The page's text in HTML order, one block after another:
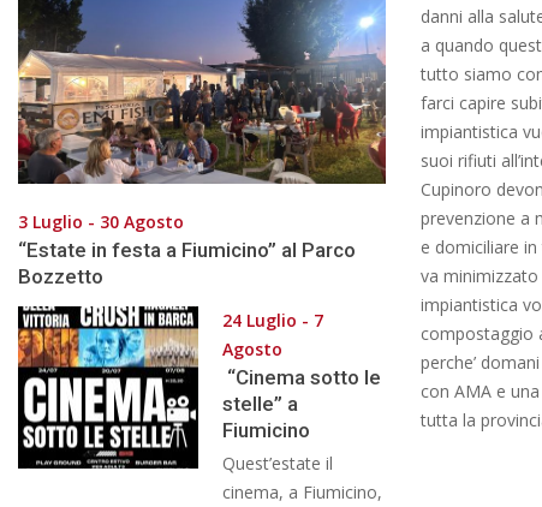
danni alla
a quando
tutto siamo
farci capire
impiantistica
suoi rifiuti
Cupinoro
prevenzione a
e domiciliare
va
impiantistica
compostaggio
perche’
con AMA e
tutta la
3 Luglio - 30 Agosto
“Estate in festa a Fiumicino” al Parco
Bozzetto
24 Luglio - 7
Agosto
“Cinema sotto le
stelle” a
Fiumicino
Quest’estate il
cinema, a Fiumicino,